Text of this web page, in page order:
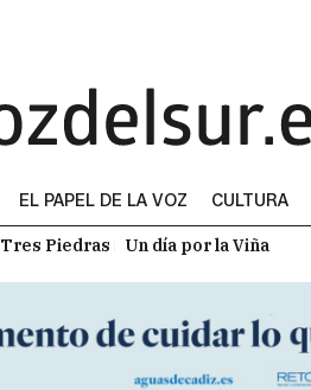
EL PAPEL DE LA VOZ CULTURA
Tres Piedras Un día por la Viña